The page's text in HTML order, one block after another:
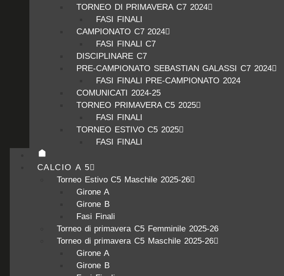
TORNEO DI PRIMAVERA C7 2024
FASI FINALI
CAMPIONATO C7 2024
FASI FINALI C7
DISCIPLINARE C7
PRE-CAMPIONATO SEBASTIAN GALASSI C7 2024
FASI FINALI PRE-CAMPIONATO 2024
COMUNICATI 2024-25
TORNEO PRIMAVERA C5 2025
FASI FINALI
TORNEO ESTIVO C5 2025
FASI FINALI
CALCIO A 5
Torneo Estivo C5 Maschile 2025-26
Girone A
Girone B
Fasi Finali
Torneo di primavera C5 Femminile 2025-26
Torneo di primavera C5 Maschile 2025-26
Girone A
Girone B